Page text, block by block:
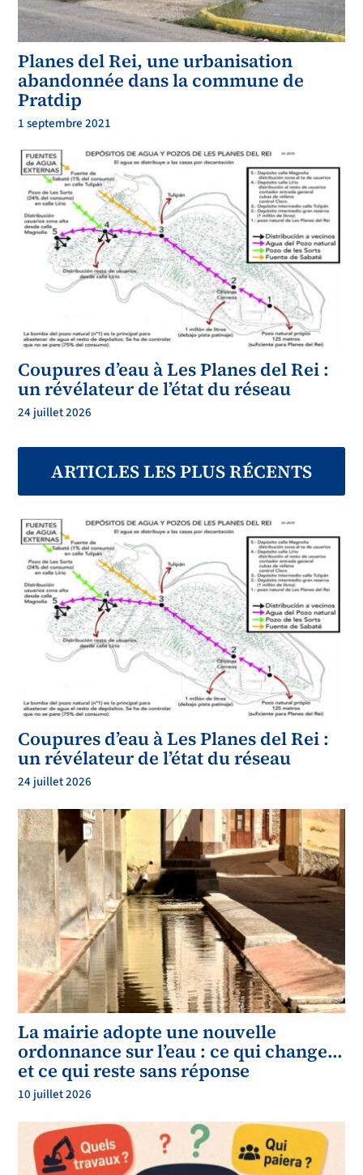
Planes del Rei, une urbanisation
abandonnée dans la commune de
Pratdip
1 septembre 2021
Coupures d’eau à Les Planes del Rei :
un révélateur de l’état du réseau
24 juillet 2026
ARTICLES LES PLUS RÉCENTS
Coupures d’eau à Les Planes del Rei :
un révélateur de l’état du réseau
24 juillet 2026
La mairie adopte une nouvelle
ordonnance sur l’eau : ce qui change…
et ce qui reste sans réponse
10 juillet 2026